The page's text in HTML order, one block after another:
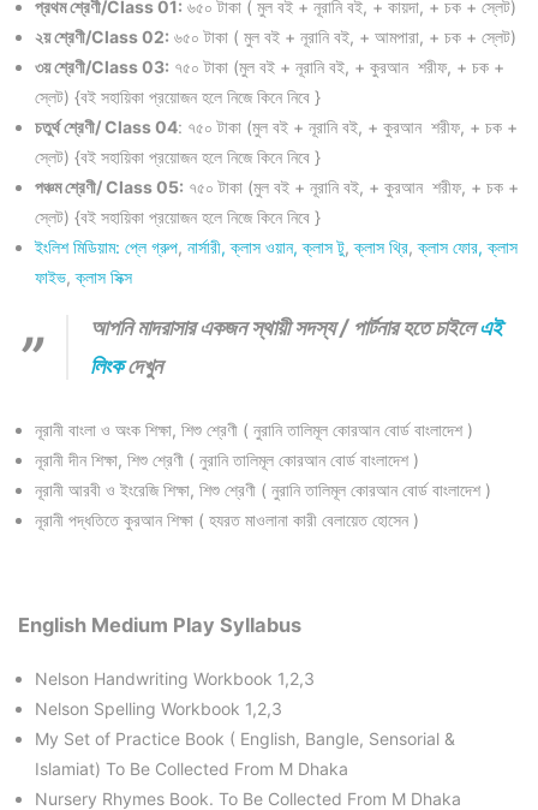
প্রথম শ্রেণী/Class 01: ৬৫০ টাকা ( মুল বই + নূরানি বই, + কায়দা, + চক + স্লেট)
২য় শ্রেণী/Class 02: ৬৫০ টাকা ( মুল বই + নূরানি বই, + আমপারা, + চক + স্লেট)
৩য় শ্রেণী/Class 03: ৭৫০ টাকা (মুল বই + নূরানি বই, + কুরআন শরীফ, + চক +
স্লেট) {বই সহায়িকা প্রয়োজন হলে নিজে কিনে নিবে }
চতুর্থ শ্রেণী/ Class 04: ৭৫০ টাকা (মুল বই + নূরানি বই, + কুরআন শরীফ, + চক +
স্লেট) {বই সহায়িকা প্রয়োজন হলে নিজে কিনে নিবে }
পঞ্চম শ্রেণী/ Class 05: ৭৫০ টাকা (মুল বই + নূরানি বই, + কুরআন শরীফ, + চক +
স্লেট) {বই সহায়িকা প্রয়োজন হলে নিজে কিনে নিবে }
ইংলিশ মিডিয়াম: প্লে গ্রুপ, নার্সারী, ক্লাস ওয়ান, ক্লাস টু,ক্লাস থ্রি,ক্লাস ফোর, ক্লাস
ফাইভ,ক্লাস সিক্স
আপনি মাদরাসার একজন স্থায়ী সদস্য / পার্টনার হতে চাইলেএই
লিংকদেখুন
নূরানী বাংলা ও অংক শিক্ষা, শিশু শ্রেণী ( নুরানি তালিমূল কোরআন বোর্ড বাংলাদেশ )
নূরানী দীন শিক্ষা, শিশু শ্রেণী ( নুরানি তালিমূল কোরআন বোর্ড বাংলাদেশ )
নূরানী আরবী ও ইংরেজি শিক্ষা, শিশু শ্রেণী ( নুরানি তালিমূল কোরআন বোর্ড বাংলাদেশ )
নূরানী পদ্ধতিতে কুরআন শিক্ষা ( হযরত মাওলানা কারী বেলায়েত হোসেন )
English Medium Play Syllabus
Nelson Handwriting Workbook 1,2,3
Nelson Spelling Workbook 1,2,3
My Set of Practice Book ( English, Bangle, Sensorial &
Islamiat) To Be Collected From M Dhaka
Nursery Rhymes Book. To Be Collected From M Dhaka